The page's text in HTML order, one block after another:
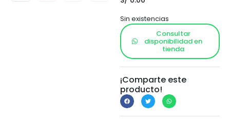
Sin existencias
Consultar
disponibilidad en
tienda
¡Comparte este
producto!